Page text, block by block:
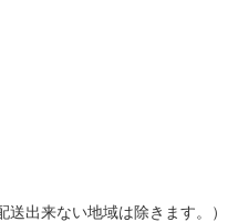
出来ない地域は除きます。）